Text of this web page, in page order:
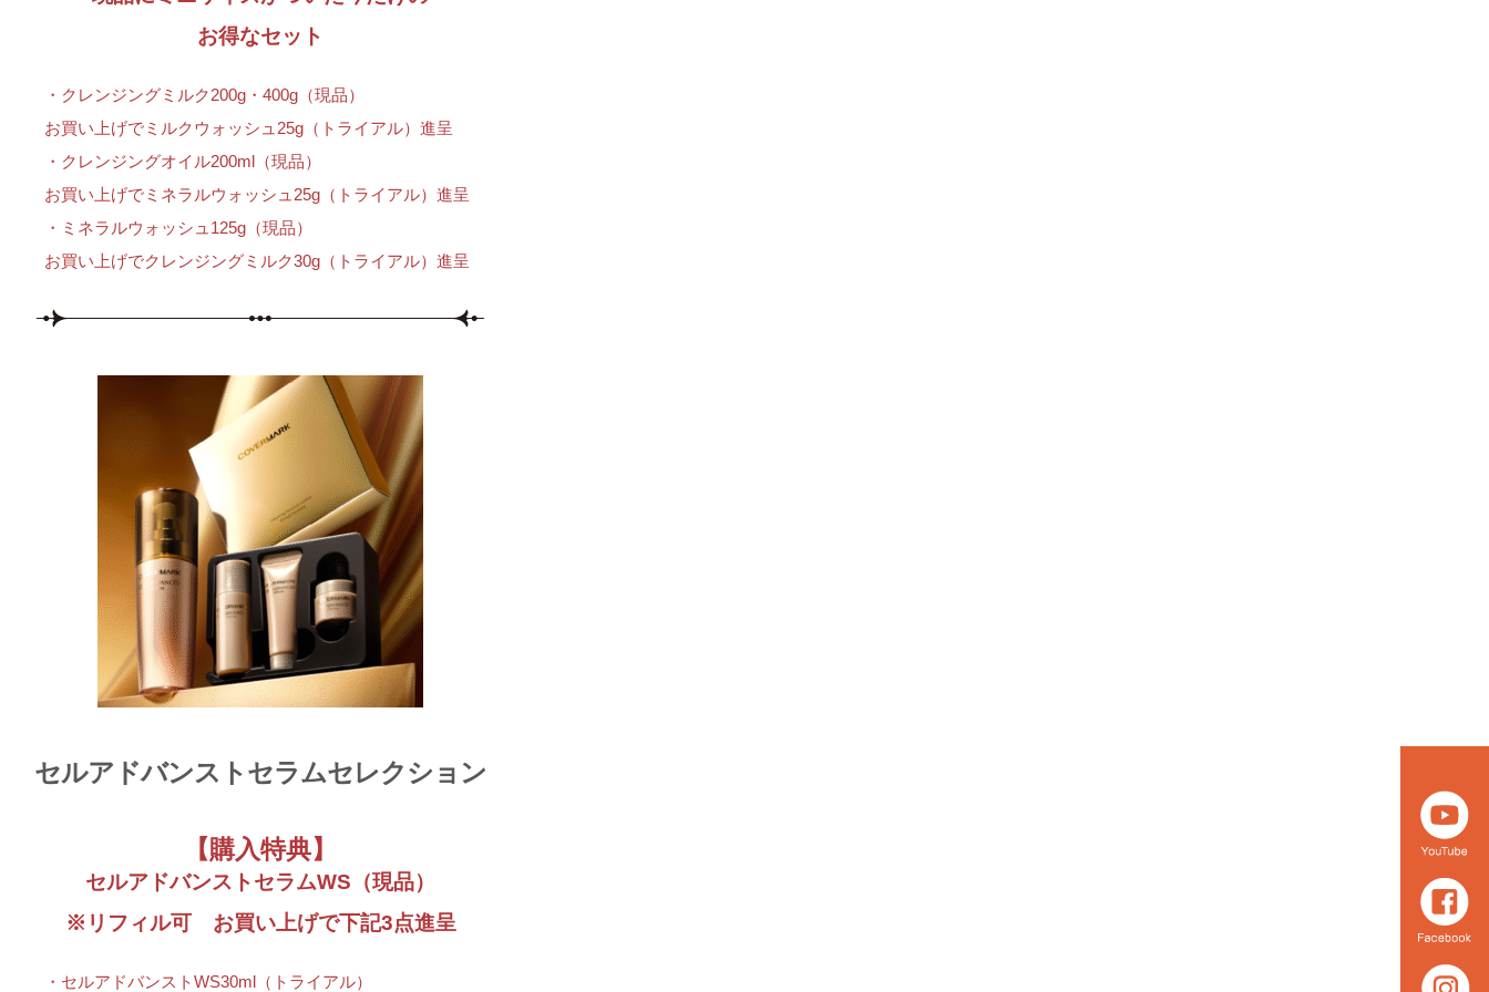
お得なセット
・クレンジングミルク200g・400g（現品）
お買い上げでミルクウォッシュ25g（トライアル）進呈
・クレンジングオイル200ml（現品）
お買い上げでミネラルウォッシュ25g（トライアル）進呈
・ミネラルウォッシュ125g（現品）
お買い上げでクレンジングミルク30g（トライアル）進呈
セルアドバンストセラムセレクション
【購入特典】
セルアドバンストセラムWS（現品）
※リフィル可 お買い上げで下記3点進呈
・セルアドバンストWS30ml（トライアル）